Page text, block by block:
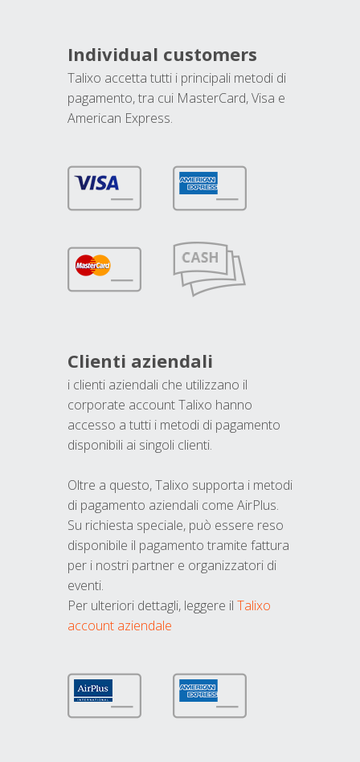
Individual customers
Talixo accetta tutti i principali metodi di
pagamento, tra cui MasterCard, Visa e
American Express.
Clienti aziendali
i clienti aziendali che utilizzano il
corporate account Talixo hanno
accesso a tutti i metodi di pagamento
disponibili ai singoli clienti.
Oltre a questo, Talixo supporta i metodi
di pagamento aziendali come AirPlus.
Su richiesta speciale, può essere reso
disponibile il pagamento tramite fattura
per i nostri partner e organizzatori di
eventi.
Per ulteriori dettagli, leggere il Talixo
account aziendale